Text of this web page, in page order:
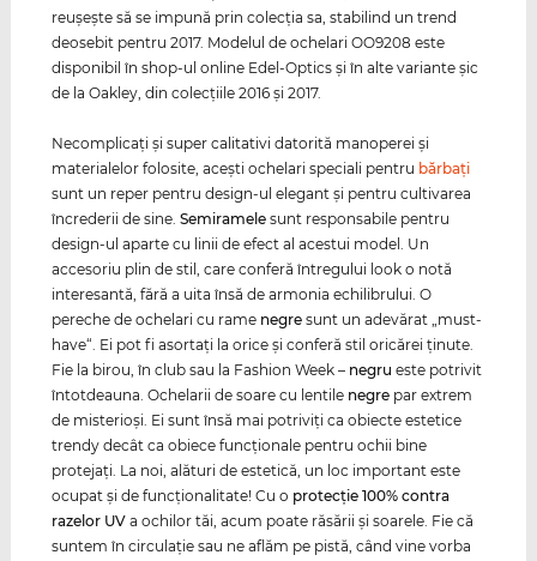
reuşeşte să se impună prin colecţia sa, stabilind un trend
deosebit pentru 2017. Modelul de ochelari OO9208 este
disponibil în shop-ul online Edel-Optics şi în alte variante şic
de la Oakley, din colecţiile 2016 şi 2017.
Necomplicaţi şi super calitativi datorită manoperei şi
materialelor folosite, aceşti ochelari speciali pentru bărbaţi
sunt un reper pentru design-ul elegant şi pentru cultivarea
încrederii de sine.Semiramele sunt responsabile pentru
design-ul aparte cu linii de efect al acestui model. Un
accesoriu plin de stil, care conferă întregului look o notă
interesantă, fără a uita însă de armonia echilibrului. O
pereche de ochelari cu rame negre sunt un adevărat „must-
have“. Ei pot fi asortaţi la orice şi conferă stil oricărei ţinute.
Fie la birou, în club sau la Fashion Week – negru este potrivit
întotdeauna. Ochelarii de soare cu lentile negre par extrem
de misterioşi. Ei sunt însă mai potriviţi ca obiecte estetice
trendy decât ca obiece funcţionale pentru ochii bine
protejaţi. La noi, alături de estetică, un loc important este
ocupat şi de funcţionalitate! Cu o protecţie 100% contra
razelor UV a ochilor tăi, acum poate răsării şi soarele. Fie că
suntem în circulaţie sau ne aflăm pe pistă, când vine vorba